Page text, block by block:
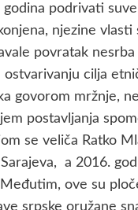
podrivati
njezine vlasti
povratak
cilja
govorom mržnje,
postavljanja
se veliča Ratko
a 2016.
ove su
srpske oružane